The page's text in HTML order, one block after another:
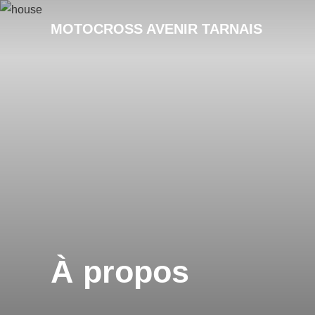
MOTOCROSS AVENIR TARNAIS
À propos